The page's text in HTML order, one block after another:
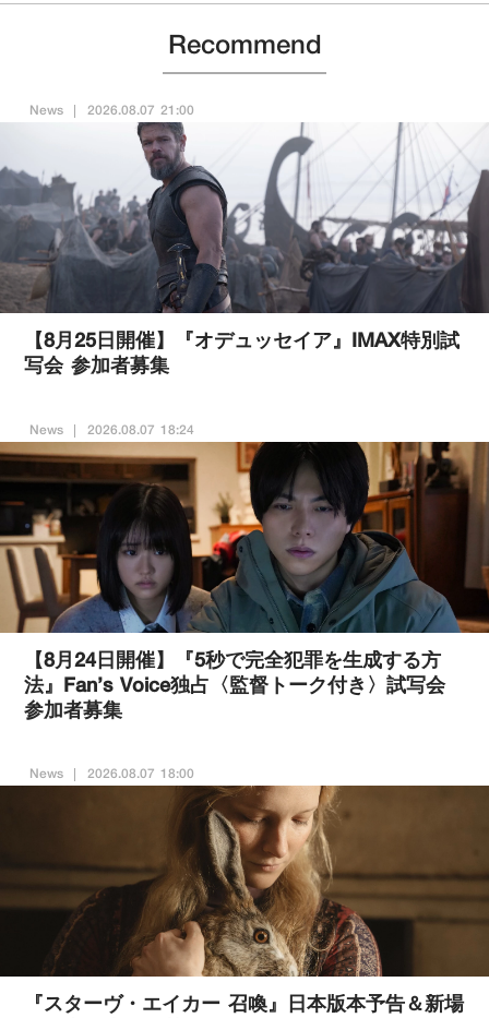
Recommend
News 2026.08.07 21:00
【8月25日開催】『オデュッセイア』IMAX特別試
写会 参加者募集
News 2026.08.07 18:24
【8月24日開催】『5秒で完全犯罪を生成する方
法』Fan’s Voice独占〈監督トーク付き〉試写会
参加者募集
News 2026.08.07 18:00
『スターヴ・エイカー 召喚』日本版本予告＆新場